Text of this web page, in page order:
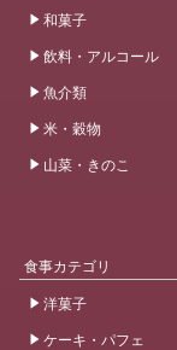
和菓子
飲料・アルコール
魚介類
米・穀物
山菜・きのこ
食事カテゴリ
洋菓子
ケーキ・パフェ